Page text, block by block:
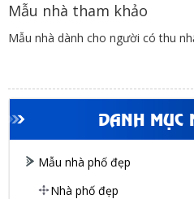
DANH MỤC
Mẫu nhà phố đẹp
Nhà phố đẹp
Mẫu nhà tham khảo
Mẫu nhà dành cho người có thu